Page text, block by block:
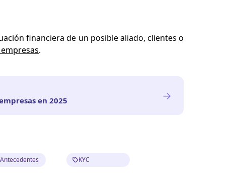
financiera de un posible aliado, clientes o
.
en 2025 →
KYC